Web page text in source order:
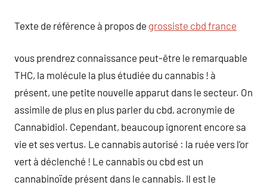
Texte de référence à propos de grossiste cbd france
vous prendrez connaissance peut-être le remarquable
THC, la molécule la plus étudiée du cannabis ! à
présent, une petite nouvelle apparut dans le secteur. On
assimile de plus en plus parler du cbd, acronymie de
Cannabidiol. Cependant, beaucoup ignorent encore sa
vie et ses vertus. Le cannabis autorisé : la ruée vers l’or
vert à déclenché ! Le cannabis ou cbd est un
cannabinoïde présent dans le cannabis. Il est le